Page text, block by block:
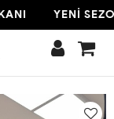
YENİ SEZON |